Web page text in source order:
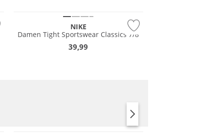
NIKE
Damen Tight Sportswear Classics 7/8
39,99